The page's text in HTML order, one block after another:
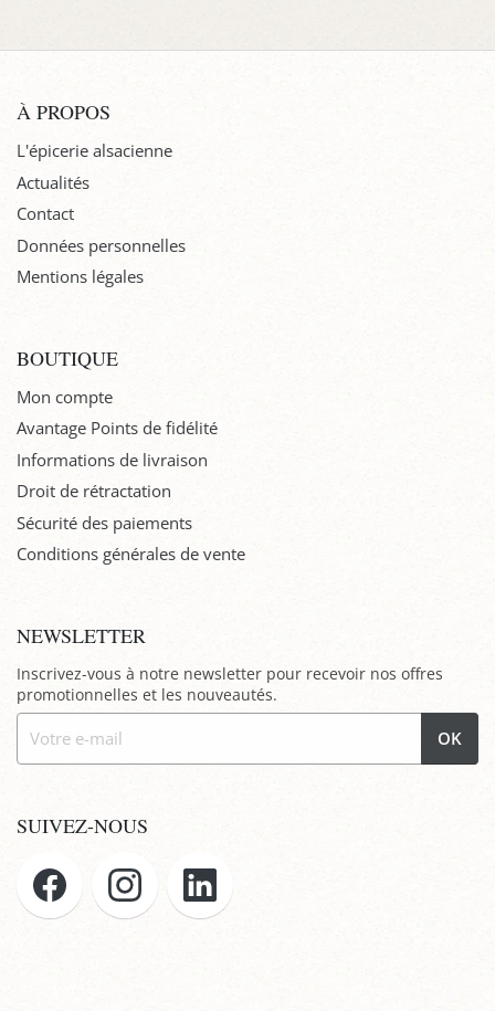
À PROPOS
L'épicerie alsacienne
Actualités
Contact
Données personnelles
Mentions légales
BOUTIQUE
Mon compte
Avantage Points de fidélité
Informations de livraison
Droit de rétractation
Sécurité des paiements
Conditions générales de vente
NEWSLETTER
Inscrivez-vous à notre newsletter pour recevoir nos offres
promotionnelles et les nouveautés.
OK
SUIVEZ-NOUS